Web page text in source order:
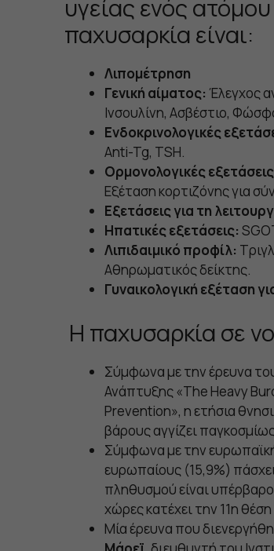
υγείας ενός
παχυσαρκία είναι:
Λιπομέτρηση
Γενική αίματος: Έλεγχος
Ινσουλίνη, Ασβέστιο,
Ενδοκρινολογικές
Anti-Tg, TSH.
Ορμονολογικές
Eξέταση κορτιζόνης για
Εξετάσεις για τη
Ηπατικές εξετάσεις:
Λιπιδαιμικό προφίλ:
Αθηρωματικός δείκτης.
Γυναικολογική εξέταση
Η παχυσαρκία σε
Σύμφωνα με την έρευνα
Ανάπτυξης «The Heavy
Prevention», η ετήσια
βάρους αγγίζει
Σύμφωνα με την
ευρωπαίους (15,9%)
πληθυσμού είναι
χώρες κατέχει την 11η
Μία έρευνα που